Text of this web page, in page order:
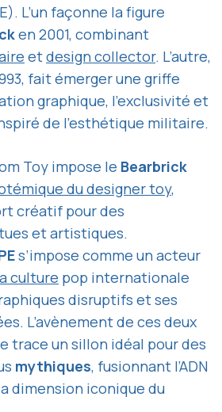
L’un façonne la figure
en 2001, combinant
etdesign collector. L’autre,
fait émerger une griffe
graphique, l’exclusivité et
de l’esthétique militaire.
Toy impose le Bearbrick
du designer toy,
créatif pour des
et artistiques.
s’impose comme un acteur
culture pop internationale
disruptifs et ses
L’avènement de ces deux
trace un sillon idéal pour des
mythiques, fusionnant l’ADN
dimension iconique du